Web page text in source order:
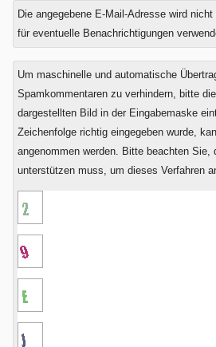
Was
ist
Sieben
minus
Die angegebene E-Mail-Adresse wird
für eventuelle Benachrichtigungen
Um maschinelle und automatische
Spamkommentaren zu verhindern, bitte
dargestellten Bild in der Eingabemaske
Zeichenfolge richtig eingegeben wurde,
angenommen werden. Bitte beachten Sie,
unterstützen muss, um dieses Verfahren